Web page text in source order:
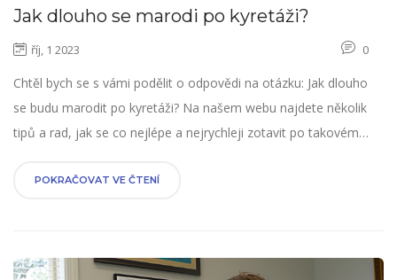
Jak dlouho se marodi po kyretáži?
říj, 1 2023 0
Chtěl bych se s vámi podělit o odpovědi na otázku: Jak dlouho
se budu marodit po kyretáži? Na našem webu najdete několik
tipů a rad, jak se co nejlépe a nejrychleji zotavit po takovém
další užitečné informace, abyste věděli, co můžete očekávat.
POKRAČOVAT VE ČTENÍ